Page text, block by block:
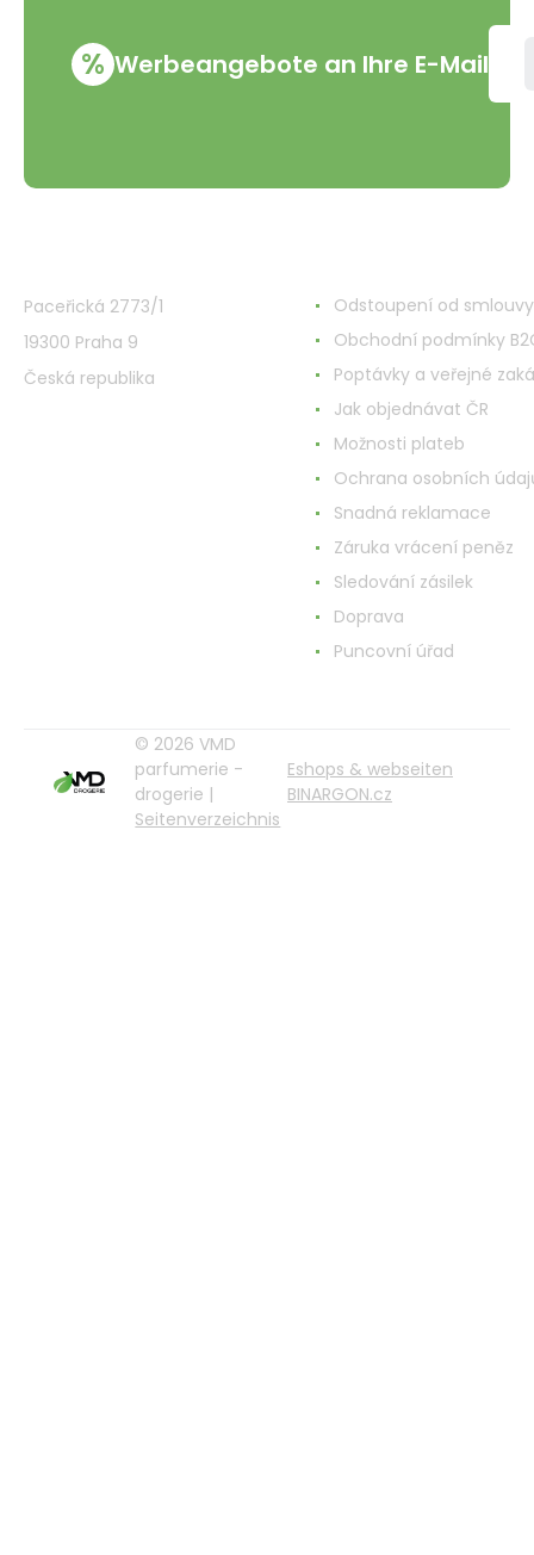
% Werbeangebote an Ihre E-Mail
Paceřická 2773/1
19300 Praha 9
Česká republika
Odstoupení od smlouvy
Obchodní podmínky
Poptávky a veřejné
Jak objednávat ČR
Možnosti plateb
Ochrana osobních
Snadná reklamace
Záruka vrácení peněz
Sledování zásilek
Doprava
Puncovní úřad
© 2026 VMD
parfumerie -
drogerie |
Seitenverzeichnis
Eshops & webseiten
BINARGON.cz